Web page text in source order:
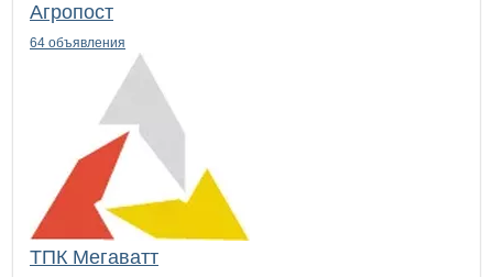
Агропост
64 объявления
ТПК Мегаватт